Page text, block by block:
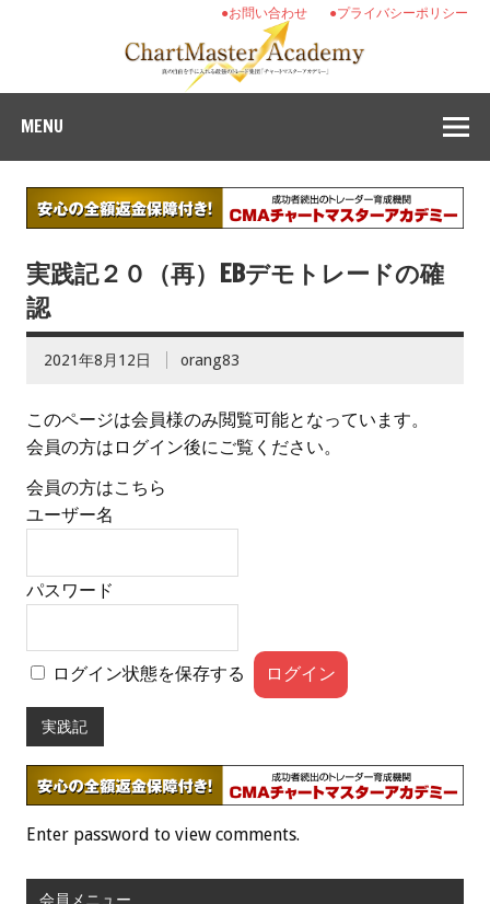
●プライバシーポリシー
●お問い合わせ
MENU
実践記２０（再）EBデモトレードの確
認
2021年8月12日 orang83
このページは会員様のみ閲覧可能となっています。
会員の方はログイン後にご覧ください。
会員の方はこちら
ユーザー名
パスワード
ログイン状態を保存する
実践記
Enter password to view comments.
会員メニュー